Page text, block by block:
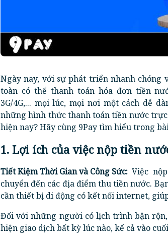
Ngày nay, với sự phát triển nhanh chóng
toàn có thể thanh toán hóa đơn tiền
3G/4G,... mọi lúc, mọi nơi một cách dễ
những hình thức thanh toán tiền nước
hiện nay? Hãy cùng 9Pay tìm hiểu trong
1. Lợi ích của việc nộp tiền
Tiết Kiệm Thời Gian và Công Sức: Việc
chuyển đến các địa điểm thu tiền nước.
cần thiết bị di động có kết nối internet,
Đối với những người có lịch trình bận
hiện giao dịch bất kỳ lúc nào, kể cả vào